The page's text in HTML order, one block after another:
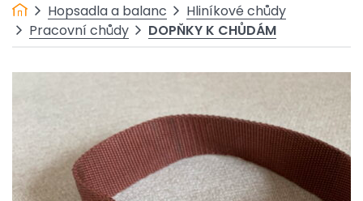
Hopsadla a balanc
Hliníkové chůdy
Pracovní chůdy
DOPŇKY K CHŮDÁM